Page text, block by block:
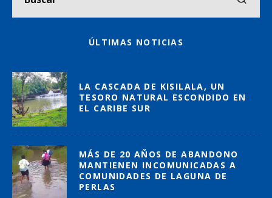
ÚLTIMAS NOTICIAS
LA CASCADA DE KISILALA, UN
TESORO NATURAL ESCONDIDO EN
EL CARIBE SUR
MÁS DE 20 AÑOS DE ABANDONO
MANTIENEN INCOMUNICADAS A
COMUNIDADES DE LAGUNA DE
PERLAS